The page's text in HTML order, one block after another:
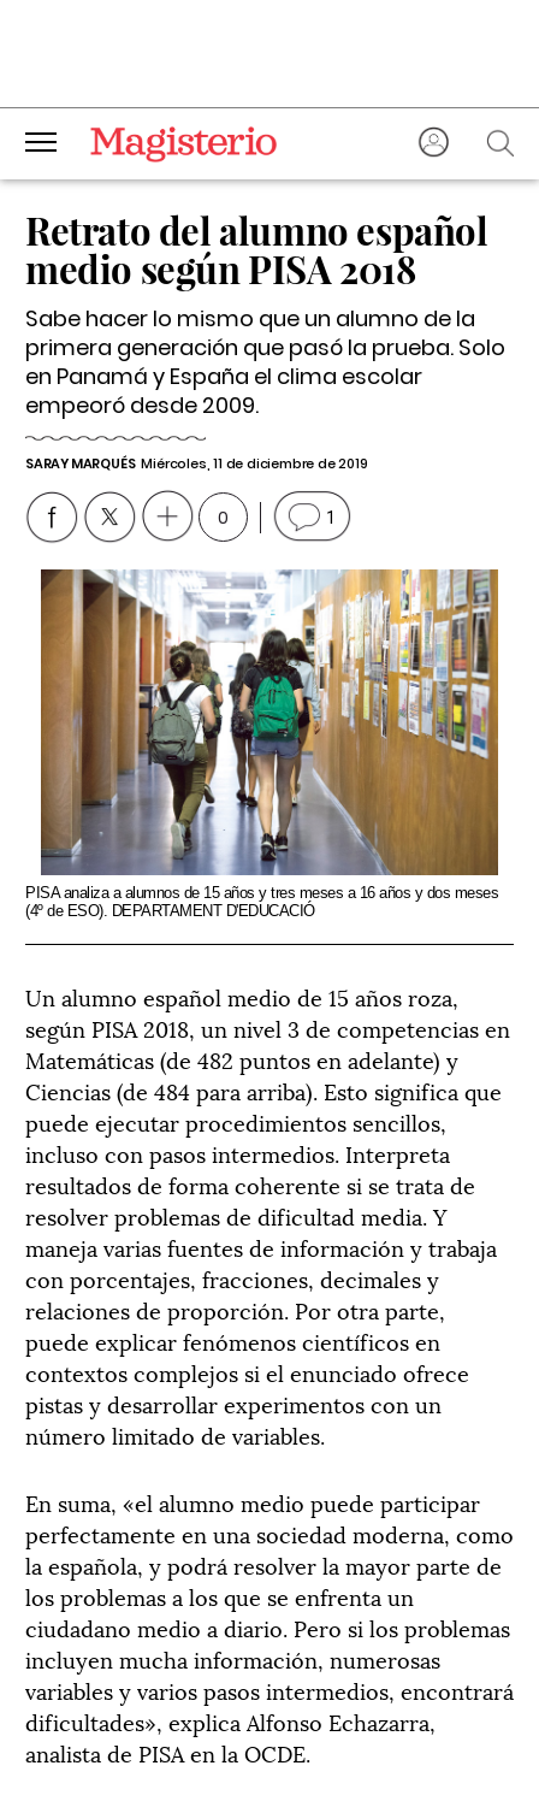
Retrato del alumno español
medio según PISA 2018
Sabe hacer lo mismo que un alumno de la
primera generación que pasó la prueba. Solo
en Panamá y España el clima escolar
empeoró desde 2009.
SARAY MARQUÉS Miércoles, 11 de diciembre de 2019
0 1
PISA analiza a alumnos de 15 años y tres meses a 16 años y dos meses
(4º de ESO). DEPARTAMENT D'EDUCACIÓ
Un alumno español medio de 15 años roza,
según PISA 2018, un nivel 3 de competencias en
Matemáticas (de 482 puntos en adelante) y
Ciencias (de 484 para arriba). Esto significa que
puede ejecutar procedimientos sencillos,
incluso con pasos intermedios. Interpreta
resultados de forma coherente si se trata de
resolver problemas de dificultad media. Y
maneja varias fuentes de información y trabaja
con porcentajes, fracciones, decimales y
relaciones de proporción. Por otra parte,
puede explicar fenómenos científicos en
contextos complejos si el enunciado ofrece
pistas y desarrollar experimentos con un
número limitado de variables.
En suma, «el alumno medio puede participar
perfectamente en una sociedad moderna, como
la española, y podrá resolver la mayor parte de
los problemas a los que se enfrenta un
ciudadano medio a diario. Pero si los problemas
incluyen mucha información, numerosas
variables y varios pasos intermedios, encontrará
dificultades», explica Alfonso Echazarra,
analista de PISA en la OCDE.